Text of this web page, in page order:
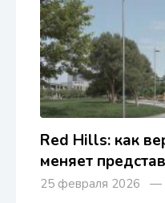
Red Hills: как
меняет
25 февраля 2026 —